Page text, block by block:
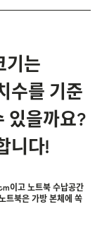
기는
수를 기준
있을까요?
니다!
이고 노트북 수납공간
트북은 가방 본체에 쏙